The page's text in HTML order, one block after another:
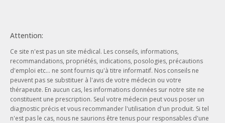
Cadeaux
Phytothérapie
Aromathérapie
Ayurveda
Herboristerie
Nos actualités
Données personnelles
Conditions d’utilisation du site web
Notre entreprise
Nos engagements
Nos offres d'emploi
Attention:
Ce site n'est pas un site médical. Les conseils, informations,
recommandations, propriétés, indications, posologies, précautions
d'emploi etc... ne sont fournis qu'à titre informatif. Nos conseils ne
peuvent pas se substituer à l'avis de votre médecin ou votre
thérapeute. En aucun cas, les informations données sur notre site ne
constituent une prescription. Seul votre médecin peut vous poser un
diagnostic précis et vous recommander l'utilisation d'un produit. Si tel
n'est pas le cas, nous ne saurions être tenus pour responsables d'une